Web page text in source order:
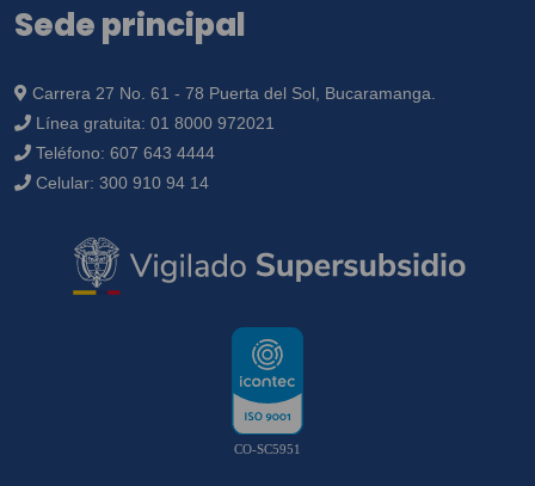
Sede principal
Carrera 27 No. 61 - 78 Puerta del Sol, Bucaramanga.
Línea gratuita: 01 8000 972021
Teléfono: 607 643 4444
Celular: 300 910 94 14
CO-SC5951